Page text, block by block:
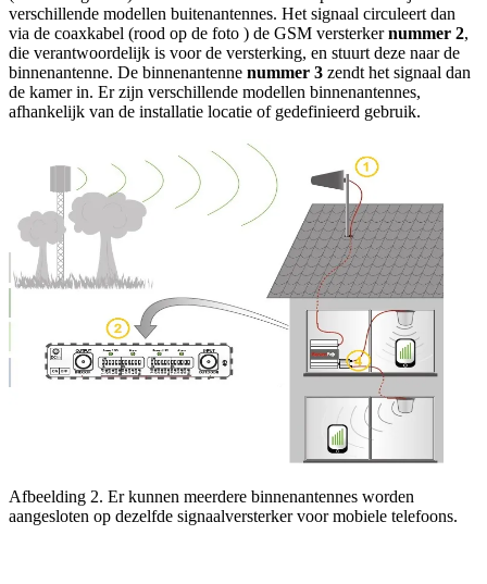
verschillende modellen buitenantennes. Het signaal circuleert dan
via de coaxkabel (rood op de foto ) de GSM versterkernummer 2,
die verantwoordelijk is voor de versterking, en stuurt deze naar de
binnenantenne. De binnenantenne nummer 3 zendt het signaal dan
de kamer in. Er zijn verschillende modellen binnenantennes,
afhankelijk van de installatie locatie of gedefinieerd gebruik.
Afbeelding 2. Er kunnen meerdere binnenantennes worden
aangesloten op dezelfde signaalversterker voor mobiele telefoons.